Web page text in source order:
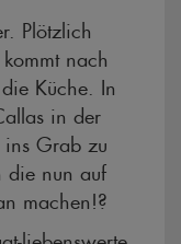
Plötzlich
nach
Küche. In
in der
ins Grab zu
die nun auf
machen!?
liebenswerte